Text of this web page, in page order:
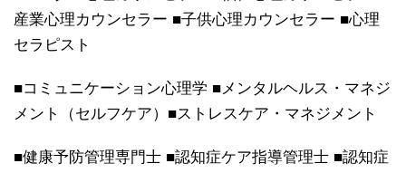
産業心理カウンセラー ■子供心理カウンセラー ■心理
セラピスト
■コミュニケーション心理学 ■メンタルヘルス・マネジ
メント（セルフケア）■ストレスケア・マネジメント
■健康予防管理専門士 ■認知症ケア指導管理士 ■認知症